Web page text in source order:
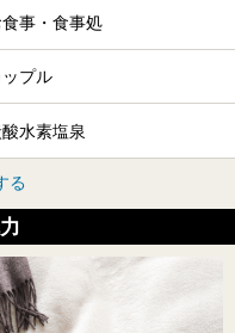
食事・食事処
ップル
水素塩泉
る